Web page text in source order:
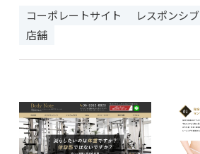
コーポレートサイト レスポンシブ
店舗